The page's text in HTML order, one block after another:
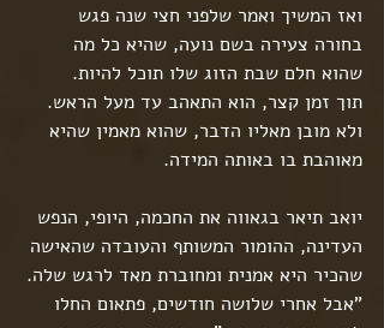
ואז המשיך ואמר שלפני חצי שנה פגש
בחורה צעירה בשם נועה, שהיא כל מה
שהוא חלם שבת הזוג שלו תוכל להיות.
תוך זמן קצר, הוא התאהב עד מעל הראש.
ולא מובן מאליו הדבר, שהוא מאמין שהיא
מאוהבת בו באותה המידה.
יואב תיאר בגאווה את החכמה, היופי, הנפש
העדינה, ההומור המשותף והעובדה שהאישה
שהכיר היא אמנית ומחוברת מאד לרגש שלה.
"אבל אחרי שלושה חודשים, פתאום החלו